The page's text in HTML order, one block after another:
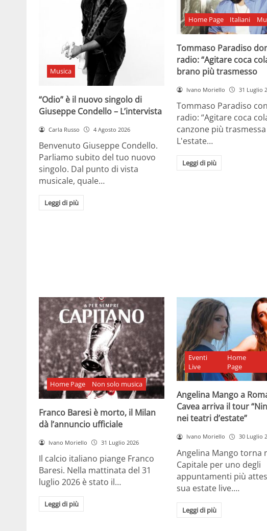
Musica
“Odio” è il nuovo singolo di
Giuseppe Condello – L’intervista
Carla Russo 4 Agosto 2026
Benvenuto Giuseppe Condello.
Parliamo subito del tuo nuovo
singolo. Dal punto di vista
musicale, quale…
Leggi di più
Home Page Italiani
Tommaso Paradiso
radio: “Agitare coca
brano più trasmesso
Ivano Moriello 31 Luglio
Tommaso Paradiso
radio: “Agitare coca
canzone più
L'estate…
Leggi di più
Home Page Non solo musica
Franco Baresi è morto, il Milan
dà l’annuncio ufficiale
Ivano Moriello 31 Luglio 2026
Il calcio italiano piange Franco
Baresi. Nella mattinata del 31
luglio 2026 è stato il…
Leggi di più
Eventi
Live
Home
Page
Angelina Mango a
Cavea arriva il tour
nei teatri d’estate”
Ivano Moriello 30 Luglio
Angelina Mango torna
Capitale per uno degli
appuntamenti più
sua estate live.…
Leggi di più